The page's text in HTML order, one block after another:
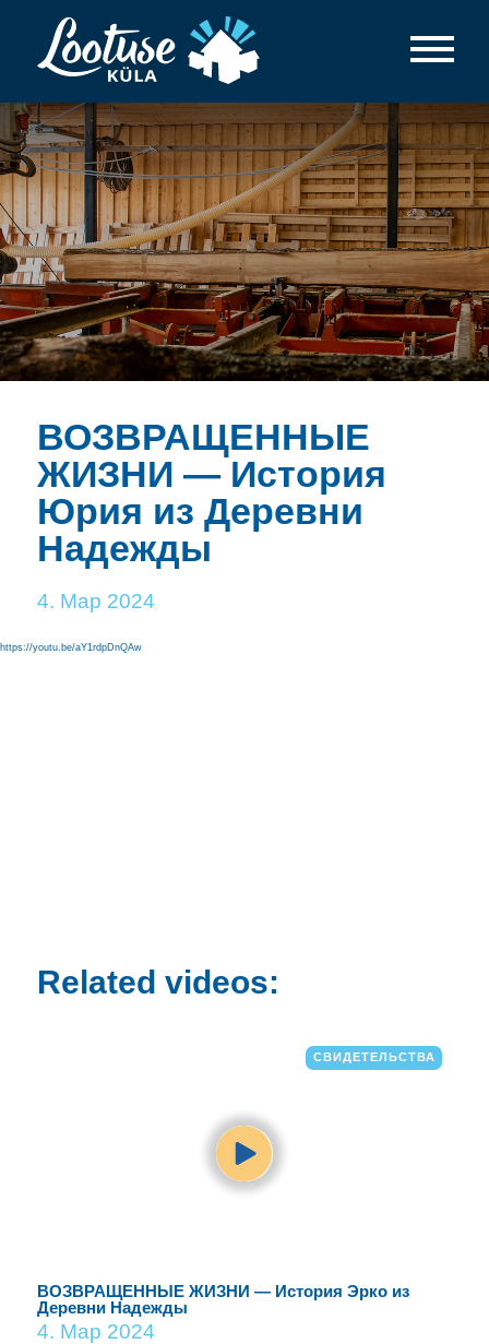
ВОЗВРАЩЕННЫЕ
ЖИЗНИ — История
Юрия из Деревни
Надежды
4. Мар 2024
https://youtu.be/aY1rdpDnQAw
Related videos:
СВИДЕТЕЛЬСТВА
ВОЗВРАЩЕННЫЕ ЖИЗНИ — История Эрко из
Деревни Надежды
4. Мар 2024